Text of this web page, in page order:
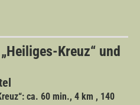
Kreuz“ und
ca. 60 min., 4 km , 140